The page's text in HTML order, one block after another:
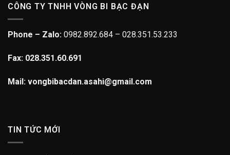
CÔNG TY TNHH VÒNG BI BẠC ĐẠN
Phone – Zalo: 0982.892.684 – 028.351.53.233
Fax: 028.351.60.691
Mail: vongbibacdan.asahi@gmail.com
TIN TỨC MỚI